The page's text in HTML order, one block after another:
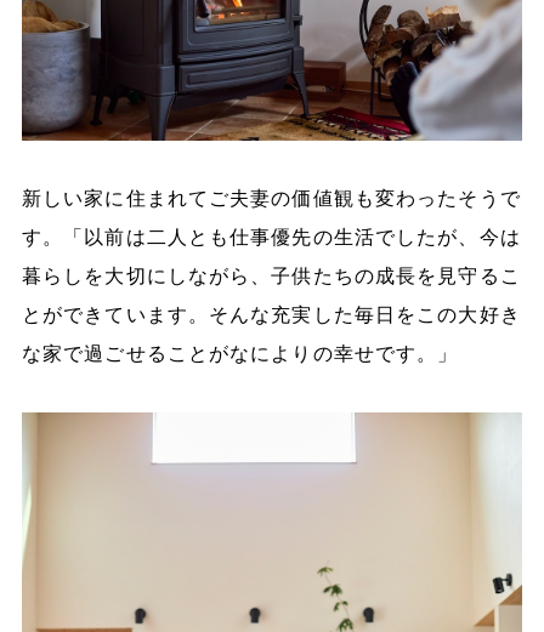
新しい家に住まれてご夫妻の価値観も変わったそうで
す。「以前は二人とも仕事優先の生活でしたが、今は
暮らしを大切にしながら、子供たちの成長を見守るこ
とができています。そんな充実した毎日をこの大好き
な家で過ごせることがなによりの幸せです。」